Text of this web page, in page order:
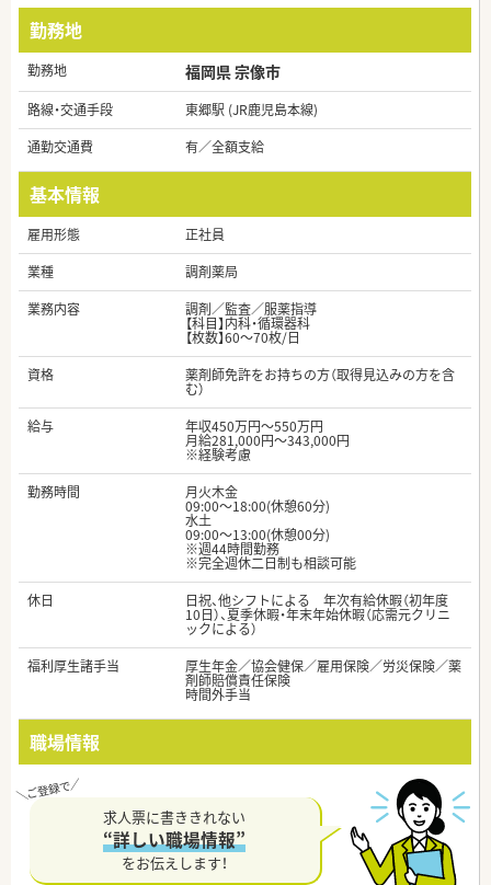
勤務地
勤務地 福岡県 宗像市
路線・交通手段
東郷駅 (JR鹿児島本線)
通勤交通費
有／全額支給
基本情報
雇用形態
正社員
業種
調剤薬局
業務内容
調剤／監査／服薬指導
【科目】内科・循環器科
【枚数】60～70枚/日
資格
薬剤師免許をお持ちの方（取得見込みの方を含
む）
給与
年収450万円～550万円
月給281,000円～343,000円
※経験考慮
勤務時間
月火木金
09:00～18:00(休憩60分)
水土
09:00～13:00(休憩00分)
※週44時間勤務
※完全週休二日制も相談可能
休日
日祝、他シフトによる 年次有給休暇（初年度
10日）、夏季休暇・年末年始休暇（応需元クリニ
ックによる）
福利厚生諸手当
厚生年金／協会健保／雇用保険／労災保険／薬
剤師賠償責任保険
時間外手当
職場情報
求人票に書ききれない
“詳しい職場情報”
をお伝えします！